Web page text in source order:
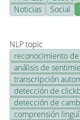
Noticias
Social
NLP topic
reconocimiento
análisis de
transcripción
detección de
detección de
comprensión